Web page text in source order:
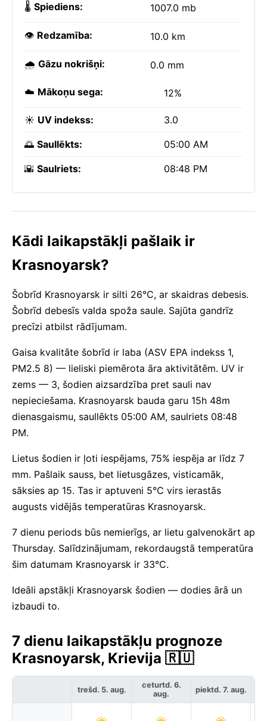
🌡️ Spiediens: 1007.0 mb
👁️ Redzamība: 10.0 km
🌧️ Gāzu nokrišņi: 0.0 mm
☁️ Mākoņu sega: 12%
☀️ UV indekss: 3.0
🌅 Saullēkts: 05:00 AM
🌇 Saulriets: 08:48 PM
Kādi laikapstākļi pašlaik ir
Krasnoyarsk?
Šobrīd Krasnoyarsk ir silti 26°C, ar skaidras debesis.
Šobrīd debesīs valda spoža saule. Sajūta gandrīz
precīzi atbilst rādījumam.
Gaisa kvalitāte šobrīd ir laba (ASV EPA indekss 1,
PM2.5 8) — lieliski piemērota āra aktivitātēm. UV ir
zems — 3, šodien aizsardzība pret sauli nav
nepieciešama. Krasnoyarsk bauda garu 15h 48m
dienasgaismu, saullēkts 05:00 AM, saulriets 08:48
PM.
Lietus šodien ir ļoti iespējams, 75% iespēja ar līdz 7
mm. Pašlaik sauss, bet lietusgāzes, visticamāk,
sāksies ap 15. Tas ir aptuveni 5°C virs ierastās
augusts vidējās temperatūras Krasnoyarsk.
7 dienu periods būs nemierīgs, ar lietu galvenokārt ap
Thursday. Salīdzinājumam, rekordaugstā temperatūra
šim datumam Krasnoyarsk ir 33°C.
Ideāli apstākļi Krasnoyarsk šodien — dodies ārā un
izbaudi to.
7 dienu laikapstākļu prognoze
Krasnoyarsk, Krievija 🇷🇺
trešd. 5. aug.
ceturtd. 6.
aug.
piektd. 7. aug.